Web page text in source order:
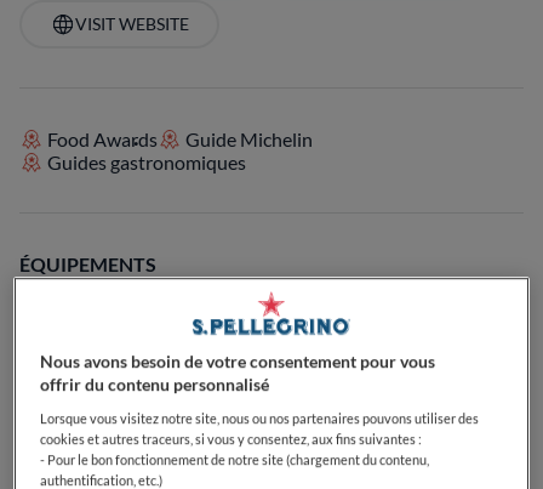
VISIT WEBSITE
Food Awards
Guide Michelin
Guides gastronomiques
ÉQUIPEMENTS
Cocktails
Bec sucré
Passionné de café
Parfait pour le dîner
Passionné de vin
Terrasse
Parfait pour familles avec enfants
Dog-Friendly
Parfait pour les groupes
Nous avons besoin de votre consentement pour vous
offrir du contenu personnalisé
Lorsque vous visitez notre site, nous ou nos partenaires pouvons utiliser des
cookies et autres traceurs, si vous y consentez, aux fins suivantes :
- Pour le bon fonctionnement de notre site (chargement du contenu,
authentification, etc.)